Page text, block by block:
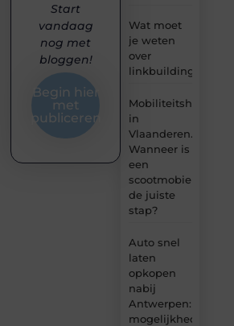
Wat moet
je weten
over
linkbuilding?
in
Vlaanderen.
Wanneer is
een
scootmobiel
de juiste
stap?
Auto snel
laten
opkopen
nabij
Antwerpen:
mogelijkheden
Start
vandaag
nog met
bloggen!
Begin hier
met
publiceren